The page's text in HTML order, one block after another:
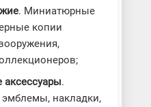
. Миниатюрные
копии
.
накладки,